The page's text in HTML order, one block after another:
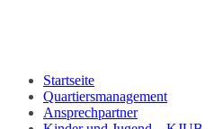
Startseite
Quartiersmanagement
Ansprechpartner